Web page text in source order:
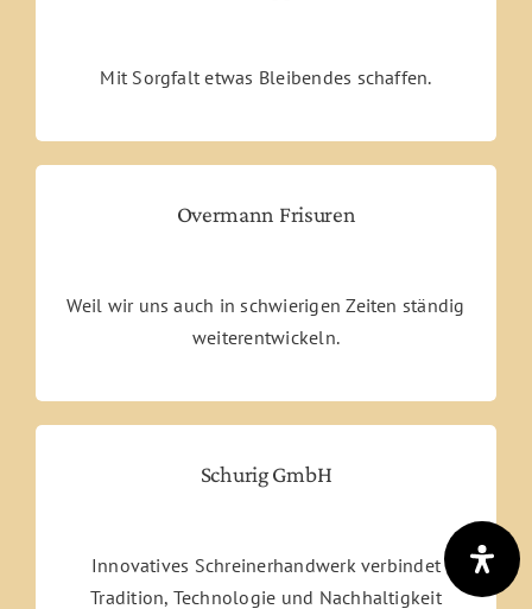
Mit Sorgfalt etwas Bleibendes schaffen.
Overmann Frisuren
Weil wir uns auch in schwierigen Zeiten ständig
weiterentwickeln.
Schurig GmbH
Innovatives Schreinerhandwerk verbindet
Tradition, Technologie und Nachhaltigkeit